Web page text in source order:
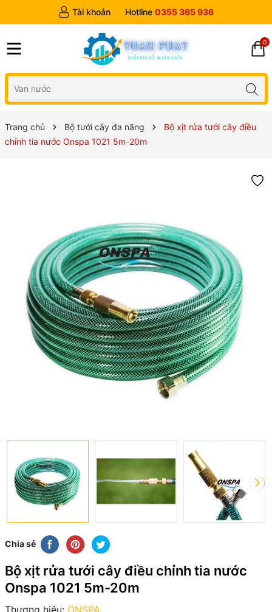
Tài khoản Hotline 0355 365 936
0
Trang chủ Bộ tưới cây đa năng
Bộ xịt rửa tưới cây điều
chỉnh tia nước Onspa 1021 5m-20m
Chia sẻ
Bộ xịt rửa tưới cây điều chỉnh tia nước
Onspa 1021 5m-20m
Thương hiệu: ONSPA